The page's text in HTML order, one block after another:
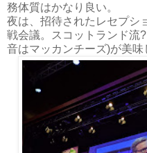
務体質はかなり良い。
夜は、招待されたレセプシ
戦会議。スコットランド流
音はマッカンチーズ)が美味